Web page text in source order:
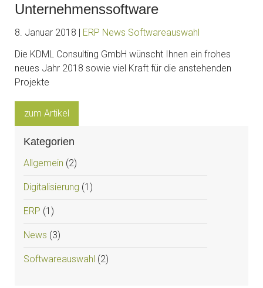
Unternehmenssoftware
8. Januar 2018 | ERP News Softwareauswahl
Die KDML Consulting GmbH wünscht Ihnen ein frohes
neues Jahr 2018 sowie viel Kraft für die anstehenden
Projekte
zum Artikel
Kategorien
Allgemein (2)
Digitalisierung (1)
ERP (1)
News (3)
Softwareauswahl (2)